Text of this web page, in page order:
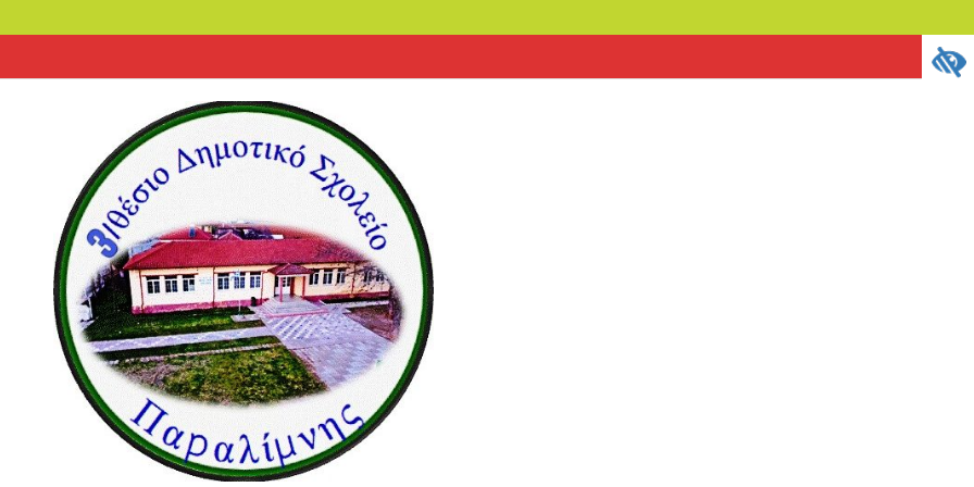
Σχολείο Κανονισμόςιστοσελίδες
ΣΧΟΛΕΙΟΥ
ανάπαιχνίδια
ΥλικόΓονέων